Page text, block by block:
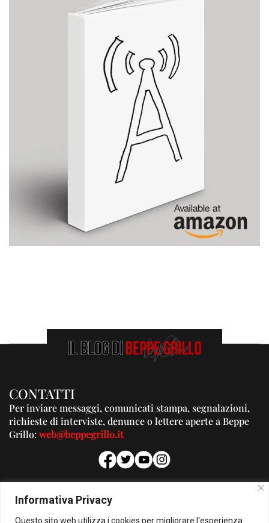
Informativa Privacy
Questo sito web utilizza i cookies per migliorare l'esperienza
CONTATTI
Per inviare messaggi, comunicati stampa, segnalazioni,
richieste di interviste, denunce o lettere aperte a Beppe
Grillo:web@beppegrillo.it
PUBBLICITA'
Per la tua pubblicità su questo Blog: